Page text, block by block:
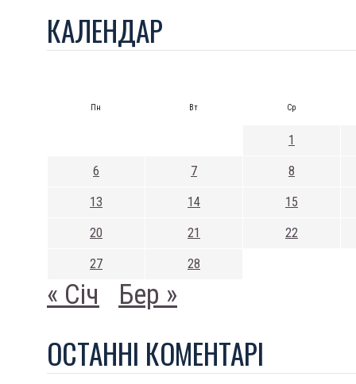
КАЛЕНДАР
Пн Вт Ср
1
6 7 8
13 14 15
20 21 22
27 28
« Січ Бер »
ОСТАННI КОМЕНТАРI